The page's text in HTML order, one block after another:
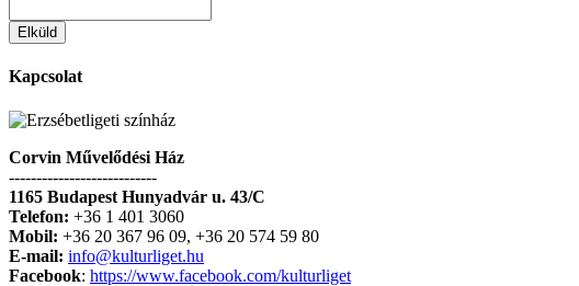
Kapcsolat
Corvin Művelődési Ház
---------------------------
1165 Budapest Hunyadvár u. 43/C
Telefon: +36 1 401 3060
Mobil: +36 20 367 96 09, +36 20 574 59 80
E-mail: info@kulturliget.hu
Facebook: https://www.facebook.com/kulturliget